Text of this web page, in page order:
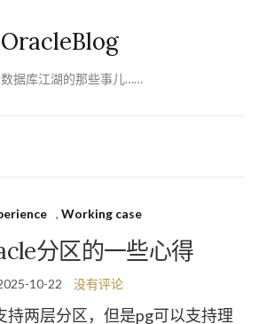
OracleBlog
据库江湖的那些事儿……
, Working case
分区的一些心得
10-22 没有评论
持两层分区，但是pg可以支持理